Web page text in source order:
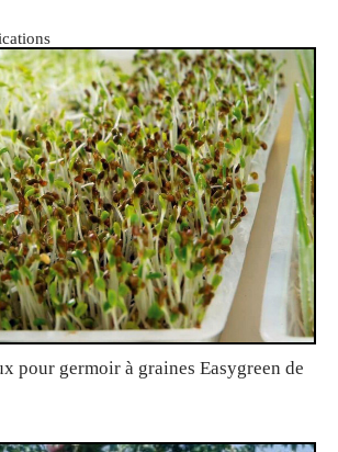
pour germoir à graines Easygreen de